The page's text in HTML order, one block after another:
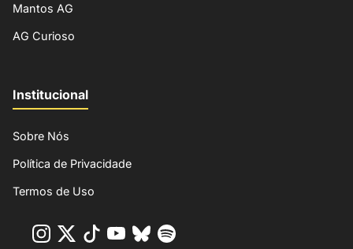
Mantos AG
AG Curioso
Institucional
Sobre Nós
Política de Privacidade
Termos de Uso